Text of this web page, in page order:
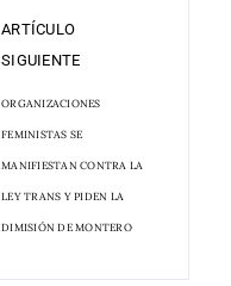
ARTÍCULO
SIGUIENTE
ORGANIZACIONES
FEMINISTAS SE
MANIFIESTAN CONTRA LA
LEY TRANS Y PIDEN LA
DIMISIÓN DE MONTERO